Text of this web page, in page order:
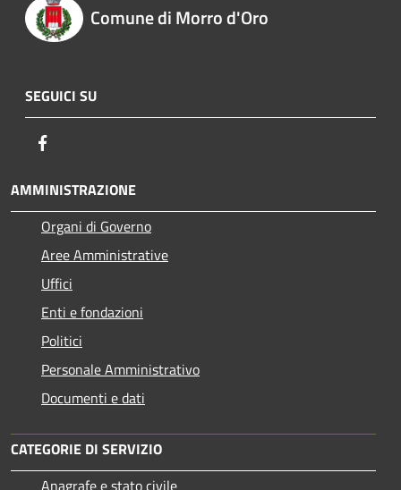
Comune di Morro d'Oro
SEGUICI SU
AMMINISTRAZIONE
Organi di Governo
Aree Amministrative
Uffici
Enti e fondazioni
Politici
Personale Amministrativo
Documenti e dati
CATEGORIE DI SERVIZIO